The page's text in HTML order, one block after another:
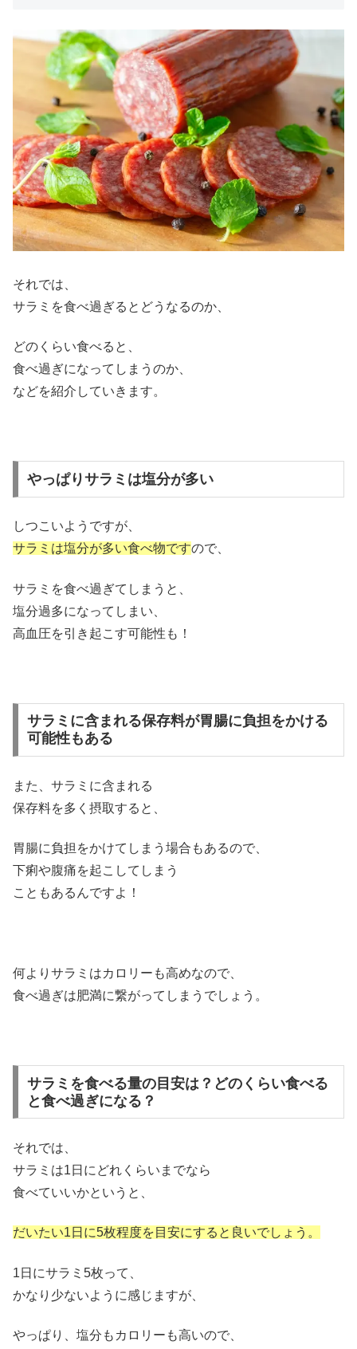
それでは、
サラミを食べ過ぎるとどうなるのか、
どのくらい食べると、
食べ過ぎになってしまうのか、
などを紹介していきます。
やっぱりサラミは塩分が多い
しつこいようですが、
サラミは塩分が多い食べ物ですので、
サラミを食べ過ぎてしまうと、
塩分過多になってしまい、
高血圧を引き起こす可能性も！
サラミに含まれる保存料が胃腸に負担をかける
可能性もある
また、サラミに含まれる
保存料を多く摂取すると、
胃腸に負担をかけてしまう場合もあるので、
下痢や腹痛を起こしてしまう
こともあるんですよ！
何よりサラミはカロリーも高めなので、
食べ過ぎは肥満に繋がってしまうでしょう。
サラミを食べる量の目安は？どのくらい食べる
と食べ過ぎになる？
それでは、
サラミは1日にどれくらいまでなら
食べていいかというと、
だいたい1日に5枚程度を目安にすると良いでしょう。
1日にサラミ5枚って、
かなり少ないように感じますが、
やっぱり、塩分もカロリーも高いので、